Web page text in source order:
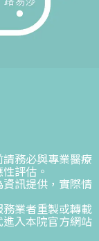
務必與專業醫療
評估。
訊提供，實際情
業者重製或轉載
入本院官方網站